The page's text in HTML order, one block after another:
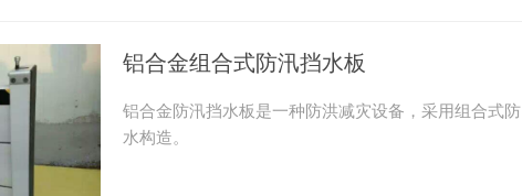
铝合金组合式防汛挡水板
铝合金防汛挡水板是一种防洪减灾设备，采用组合式防
水构造。